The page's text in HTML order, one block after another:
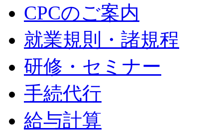
CPCのご案内
就業規則・諸規程
研修・セミナー
手続代行
給与計算